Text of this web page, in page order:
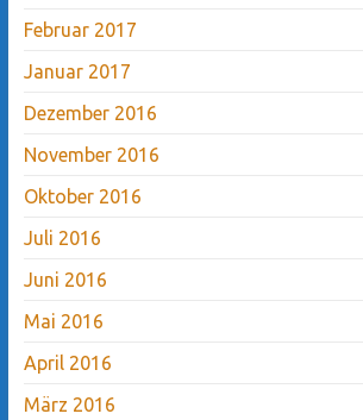
Februar 2017
Januar 2017
Dezember 2016
November 2016
Oktober 2016
Juli 2016
Juni 2016
Mai 2016
April 2016
März 2016